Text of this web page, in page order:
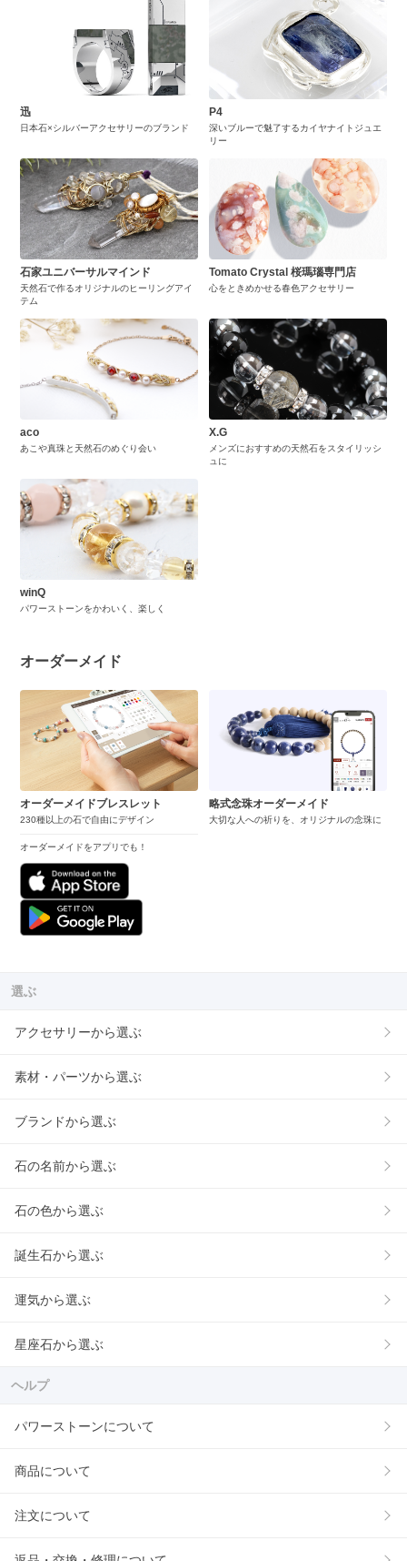
迅
日本石×シルバーアクセサリーのブランド
P4
深いブルーで魅了するカイヤナイトジュエ
リー
石家ユニバーサルマインド
天然石で作るオリジナルのヒーリングアイ
テム
Tomato Crystal 桜瑪瑙専門店
心をときめかせる春色アクセサリー
aco
あこや真珠と天然石のめぐり会い
X.G
メンズにおすすめの天然石をスタイリッシ
ュに
winQ
パワーストーンをかわいく、楽しく
オーダーメイド
オーダーメイドブレスレット
230種以上の石で自由にデザイン
オーダーメイドをアプリでも！
略式念珠オーダーメイド
大切な人への祈りを、オリジナルの念珠に
選ぶ
アクセサリーから選ぶ
素材・パーツから選ぶ
ブランドから選ぶ
石の名前から選ぶ
石の色から選ぶ
誕生石から選ぶ
運気から選ぶ
星座石から選ぶ
ヘルプ
パワーストーンについて
商品について
注文について